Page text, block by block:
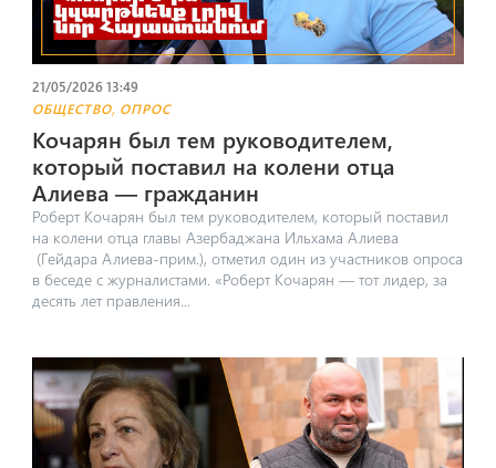
21/05/2026 13:49
ОБЩЕСТВО, ОПРОС
Кочарян был тем руководителем,
который поставил на колени отца
Алиева — гражданин
Роберт Кочарян был тем руководителем, который поставил
на колени отца главы Азербаджана Ильхама Алиева
(Гейдара Алиева-прим.), отметил один из участников опроса
в беседе с журналистами. «Роберт Кочарян — тот лидер, за
десять лет правления...